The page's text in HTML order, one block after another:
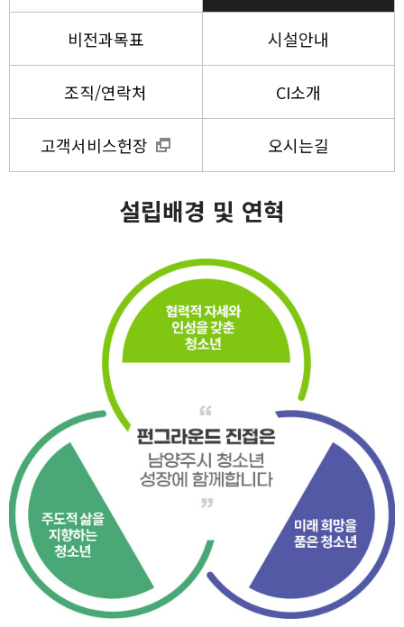
비전과목표 시설안내
조직/연락처 CI소개
고객서비스헌장 오시는길
설립배경 및 연혁